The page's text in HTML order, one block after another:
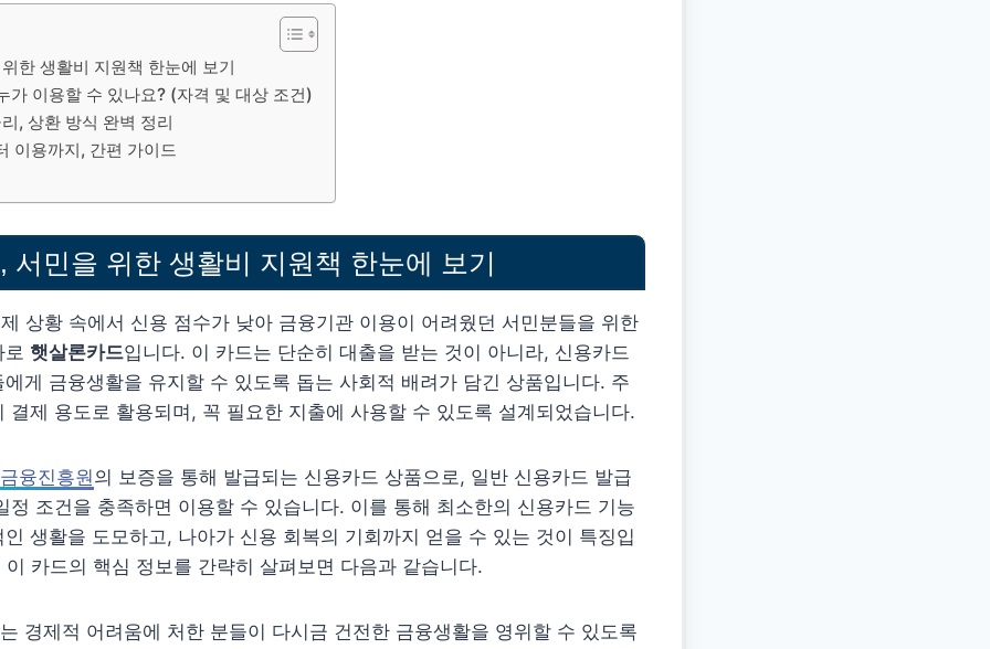
한 생활비 지원책 한눈에 보기
가 이용할 수 있나요? (자격 및 대상 조건)
, 상환 방식 완벽 정리
이용까지, 간편 가이드
서민을 위한 생활비 지원책 한눈에 보기
상황 속에서 신용 점수가 낮아 금융기관 이용이 어려웠던 서민분들을 위한
로 햇살론카드입니다. 이 카드는 단순히 대출을 받는 것이 아니라, 신용카드
게 금융생활을 유지할 수 있도록 돕는 사회적 배려가 담긴 상품입니다. 주
결제 용도로 활용되며, 꼭 필요한 지출에 사용할 수 있도록 설계되었습니다.
융진흥원 의 보증을 통해 발급되는 신용카드 상품으로, 일반 신용카드 발급
정 조건을 충족하면 이용할 수 있습니다. 이를 통해 최소한의 신용카드 기능
생활을 도모하고, 나아가 신용 회복의 기회까지 얻을 수 있는 것이 특징입
카드의 핵심 정보를 간략히 살펴보면 다음과 같습니다.
경제적 어려움에 처한 분들이 다시금 건전한 금융생활을 영위할 수 있도록